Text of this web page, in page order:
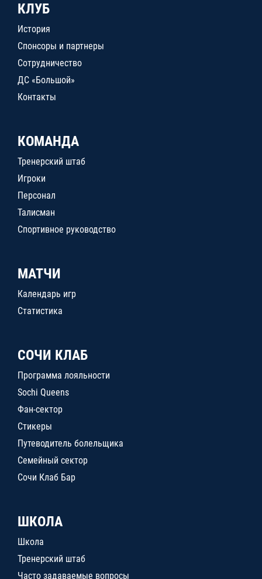
КЛУБ
История
Спонсоры и партнеры
Сотрудничество
ДС «Большой»
Контакты
КОМАНДА
Тренерский штаб
Игроки
Персонал
Талисман
Спортивное руководство
МАТЧИ
Календарь игр
Статистика
СОЧИ КЛАБ
Программа лояльности
Sochi Queens
Фан-сектор
Стикеры
Путеводитель болельщика
Семейный сектор
Сочи Клаб Бар
ШКОЛА
Школа
Тренерский штаб
Часто задаваемые вопросы